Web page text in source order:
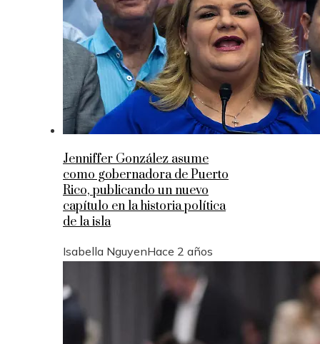
Jenniffer González asume
como gobernadora de Puerto
Rico, publicando un nuevo
capítulo en la historia política
de la isla
Isabella NguyenHace 2 años